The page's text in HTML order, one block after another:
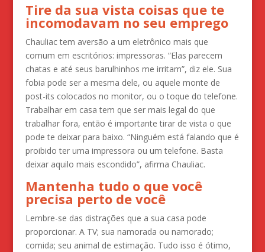
Tire da sua vista coisas que te
incomodavam no seu emprego
Chauliac tem aversão a um eletrônico mais que
comum em escritórios: impressoras. “Elas parecem
chatas e até seus barulhinhos me irritam”, diz ele. Sua
fobia pode ser a mesma dele, ou aquele monte de
post-its colocados no monitor, ou o toque do telefone.
Trabalhar em casa tem que ser mais legal do que
trabalhar fora, então é importante tirar de vista o que
pode te deixar para baixo. “Ninguém está falando que é
proibido ter uma impressora ou um telefone. Basta
deixar aquilo mais escondido”, afirma Chauliac.
Mantenha tudo o que você
precisa perto de você
Lembre-se das distrações que a sua casa pode
proporcionar. A TV; sua namorada ou namorado;
comida; seu animal de estimação. Tudo isso é ótimo,